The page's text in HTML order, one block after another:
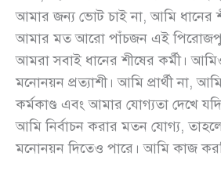
আমার জন্য ভোট চাই না, আমি ধানের
আমার মত আরো পাঁচজন এই
আমরা সবাই ধানের শীষের কর্মী।
মনোনয়ন প্রত্যাশী। আমি প্রার্থী না,
কর্মকাণ্ড এবং আমার যোগ্যতা দেখে
আমি নির্বাচন করার মতন যোগ্য,
মনোনয়ন দিতেও পারে। আমি কাজ